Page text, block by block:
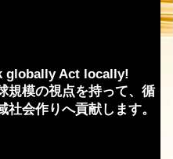
globally Act locally!
規模の視点を持って、循
社会作りへ貢献します。